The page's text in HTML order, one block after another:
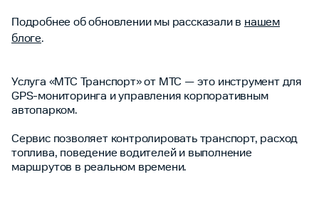
Подробнее об обновлении мы рассказали в нашем
блоге.
Услуга «МТС Транспорт» от МТС — это инструмент для
GPS-мониторинга и управления корпоративным
автопарком.
Сервис позволяет контролировать транспорт, расход
топлива, поведение водителей и выполнение
маршрутов в реальном времени.